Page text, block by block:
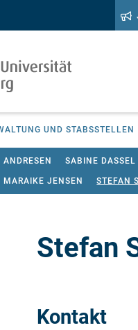
UND STABSSTELLEN
ANDRESEN SABINE DASSEL
MARAIKE JENSEN STEFAN
Stefan
Kontakt